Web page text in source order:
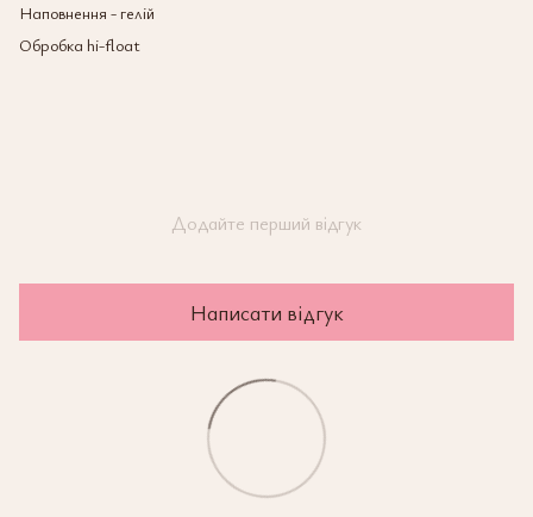
Наповнення - гелій
Обробка hi-float
Додайте перший відгук
Написати відгук